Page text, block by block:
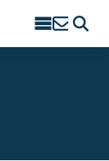
Search